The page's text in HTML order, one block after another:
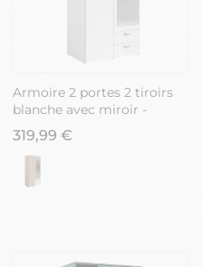
Armoire 2 portes 2 tiroirs
blanche avec miroir -
AMAEL
319,99 €